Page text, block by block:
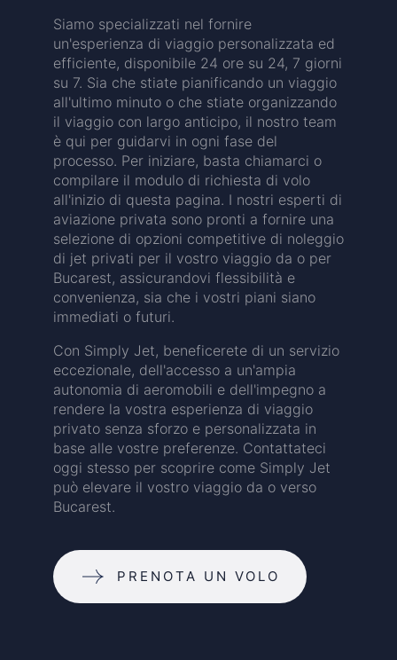
Siamo specializzati nel fornire
un'esperienza di viaggio personalizzata ed
efficiente, disponibile 24 ore su 24, 7 giorni
su 7. Sia che stiate pianificando un viaggio
all'ultimo minuto o che stiate organizzando
il viaggio con largo anticipo, il nostro team
è qui per guidarvi in ogni fase del
processo. Per iniziare, basta chiamarci o
compilare il modulo di richiesta di volo
all'inizio di questa pagina. I nostri esperti di
aviazione privata sono pronti a fornire una
selezione di opzioni competitive di noleggio
di jet privati per il vostro viaggio da o per
Bucarest, assicurandovi flessibilità e
convenienza, sia che i vostri piani siano
immediati o futuri.
Con Simply Jet, beneficerete di un servizio
eccezionale, dell'accesso a un'ampia
autonomia di aeromobili e dell'impegno a
rendere la vostra esperienza di viaggio
privato senza sforzo e personalizzata in
base alle vostre preferenze. Contattateci
oggi stesso per scoprire come Simply Jet
può elevare il vostro viaggio da o verso
Bucarest.
PRENOTA UN VOLO